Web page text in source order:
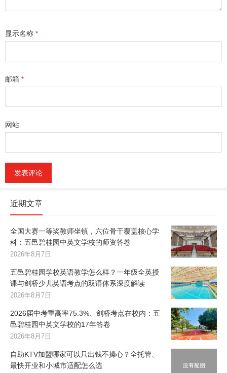
显示名称 *
邮箱 *
网站
近期文章
全国大赛一等奖教师坐镇，六位骨干覆盖核心学
科：五邑碧桂园中英文学校的师资答卷
2026年8月7日
五邑碧桂园学校英语教学怎么样？一年级全英授
课与剑桥少儿英语考点的双语体系深度解读
2026年8月7日
2026届中考重高率75.3%、剑桥考点在校内：五
邑碧桂园中英文学校的17年答卷
2026年8月7日
自助KTV加盟哪家可以只出钱不操心？全托管、
最快开业和小城市适配怎么选